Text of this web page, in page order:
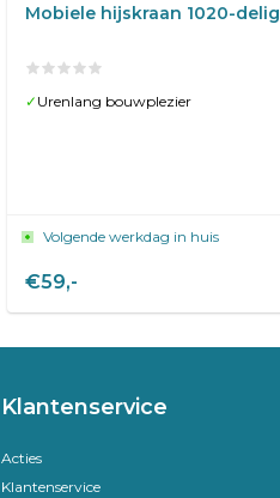
Mobiele hijskraan 1020-delig
✓ Urenlang bouwplezier
Volgende werkdag in huis
€59,-
Klantenservice
Acties
Klantenservice